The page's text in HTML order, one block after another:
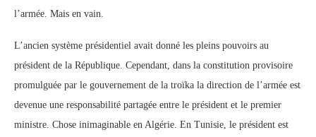
l’armée. Mais en vain.
L’ancien système présidentiel avait donné les pleins pouvoirs au
président de la République. Cependant, dans la constitution provisoire
promulguée par le gouvernement de la troïka la direction de l’armée est
devenue une responsabilité partagée entre le président et le premier
ministre. Chose inimaginable en Algérie. En Tunisie, le président est